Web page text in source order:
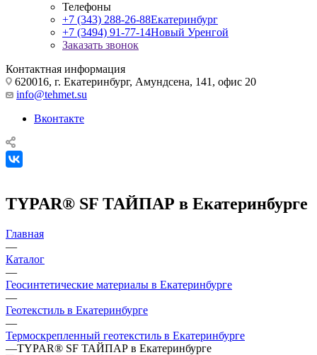
Телефоны
+7 (343) 288-26-88Екатеринбург
+7 (3494) 91-77-14Новый Уренгой
Заказать звонок
Контактная информация
620016, г. Екатеринбург, Амундсена, 141, офис 20
info@tehmet.su
Вконтакте
TYPAR® SF ТАЙПАР в Екатеринбурге
Главная
—
Каталог
—
Геосинтетические материалы в Екатеринбурге
—
Геотекстиль в Екатеринбурге
—
Термоскрепленный геотекстиль в Екатеринбурге
—TYPAR® SF ТАЙПАР в Екатеринбурге